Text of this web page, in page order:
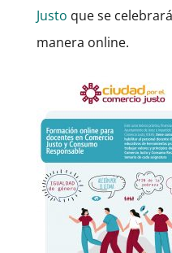
Justo que se
manera online.